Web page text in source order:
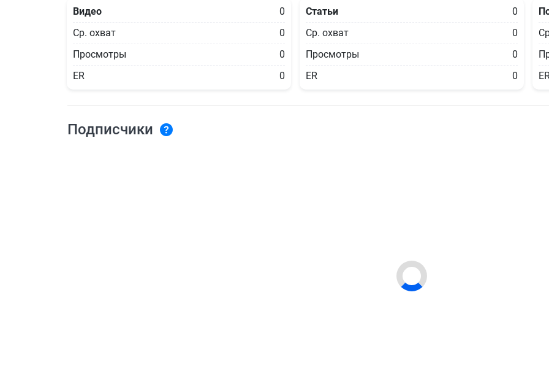
Видео
0
Ср. охват
0
Просмотры
0
ER
0
Статьи
0
Ср. охват
0
Просмотры
0
ER
0
Подписчики